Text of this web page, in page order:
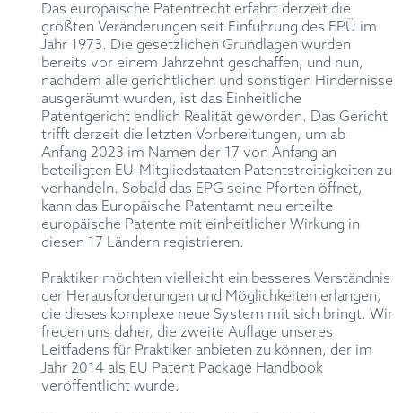
Das europäische Patentrecht erfährt derzeit die
größten Veränderungen seit Einführung des EPÜ im
Jahr 1973. Die gesetzlichen Grundlagen wurden
bereits vor einem Jahrzehnt geschaffen, und nun,
nachdem alle gerichtlichen und sonstigen Hindernisse
ausgeräumt wurden, ist das Einheitliche
Patentgericht endlich Realität geworden. Das Gericht
trifft derzeit die letzten Vorbereitungen, um ab
Anfang 2023 im Namen der 17 von Anfang an
beteiligten EU-Mitgliedstaaten Patentstreitigkeiten zu
verhandeln. Sobald das EPG seine Pforten öffnet,
kann das Europäische Patentamt neu erteilte
europäische Patente mit einheitlicher Wirkung in
diesen 17 Ländern registrieren.
Praktiker möchten vielleicht ein besseres Verständnis
der Herausforderungen und Möglichkeiten erlangen,
die dieses komplexe neue System mit sich bringt. Wir
freuen uns daher, die zweite Auflage unseres
Leitfadens für Praktiker anbieten zu können, der im
Jahr 2014 als EU Patent Package Handbook
veröffentlicht wurde.